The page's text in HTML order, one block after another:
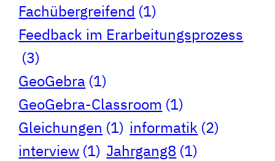
Fachübergreifend (1)
Feedback im Erarbeitungsprozess
(3)
GeoGebra (1)
GeoGebra-Classroom (1)
Gleichungen (1) informatik (2)
interview (1) Jahrgang8 (1)